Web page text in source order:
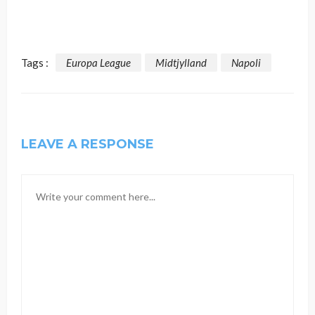
Tags : Europa League Midtjylland Napoli
LEAVE A RESPONSE